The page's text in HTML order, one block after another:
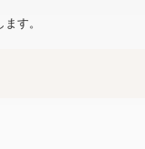
す。